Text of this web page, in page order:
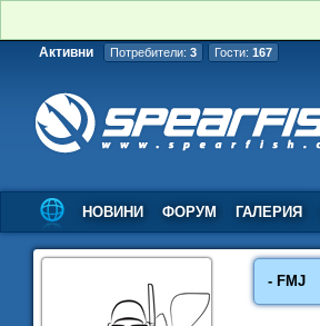
Активни Потребители: 3 Гости: 167
НОВИНИ ФОРУМ ГАЛЕРИЯ
- FMJ